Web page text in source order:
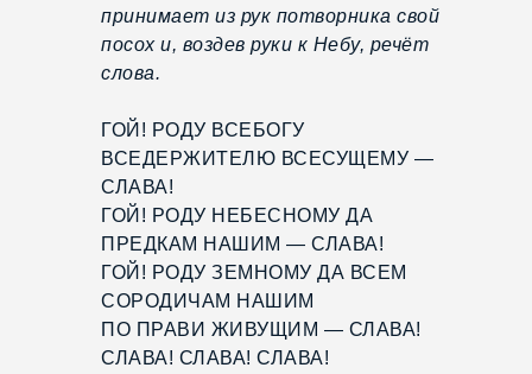
принимает из рук потворника свой
посох и, воздев руки к Небу, речёт
слова.
ГОЙ! РОДУ ВСЕБОГУ
ВСЕДЕРЖИТЕЛЮ ВСЕСУЩЕМУ —
СЛАВА!
ГОЙ! РОДУ НЕБЕСНОМУ ДА
ПРЕДКАМ НАШИМ — СЛАВА!
ГОЙ! РОДУ ЗЕМНОМУ ДА ВСЕМ
СОРОДИЧАМ НАШИМ
ПО ПРАВИ ЖИВУЩИМ — СЛАВА!
СЛАВА! СЛАВА! СЛАВА!